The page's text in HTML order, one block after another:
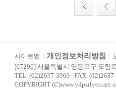
사이트맵 개인정보처리방침
[07296] 서울특별시 영등포구 도림
TEL. (02)2637-3960 FAX.
COPYRIGHT